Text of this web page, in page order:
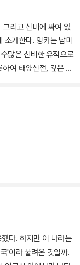
리고 신비에 싸여 있
소개한다. 잉카는 남미
많은 신비한 유적으로
여 태양신전, 깊은 숲
명의 태동과 번성의
은 정치 세력에 불과
, 잉카를 둘러싼 자연
를 풀어본다. 잉카의
다. 하지만 이 나라는
'이라 불려온 것일까.